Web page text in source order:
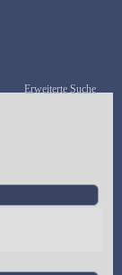
Erweiterte Suche